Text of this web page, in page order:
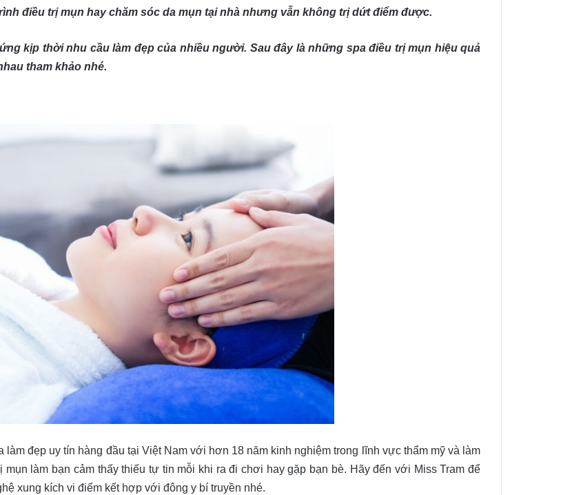
điều trị mụn hay chăm sóc da mụn tại nhà nhưng vẫn không trị dứt điểm được.
kịp thời nhu cầu làm đẹp của nhiều người. Sau đây là những spa điều trị mụn hiệu quả
tham khảo nhé.
đẹp uy tín hàng đầu tại Việt Nam với hơn 18 năm kinh nghiệm trong lĩnh vực thẩm mỹ và làm
làm bạn cảm thấy thiếu tự tin mỗi khi ra đi chơi hay gặp bạn bè. Hãy đến với Miss Tram để
xung kích vi điểm kết hợp với đông y bí truyền nhé.